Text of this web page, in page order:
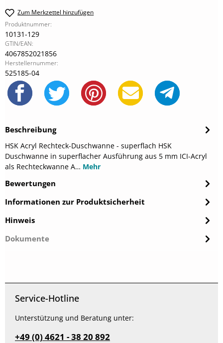
Zum Merkzettel hinzufügen
Produktnummer:
10131-129
GTIN/EAN:
4067852021856
Herstellernummer:
525185-04
Beschreibung
HSK Acryl Rechteck-Duschwanne - superflach HSK
Duschwanne in superflacher Ausführung aus 5 mm ICI-Acryl
als Rechteckwanne A… Mehr
Bewertungen
Informationen zur Produktsicherheit
Hinweis
Dokumente
Service-Hotline
Unterstützung und Beratung unter:
+49 (0) 4621 - 38 20 892